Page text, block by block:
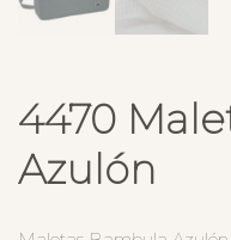
4470
Azulón